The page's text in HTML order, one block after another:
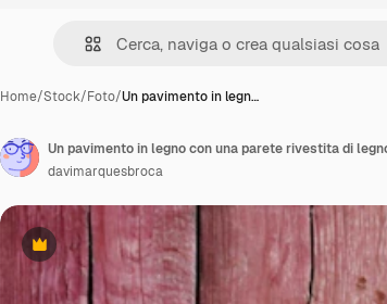
Home/Stock/Foto/Un pavimento in legn…
Premium
Un pavimento in legno con una parete rivestita di
davimarquesbroca